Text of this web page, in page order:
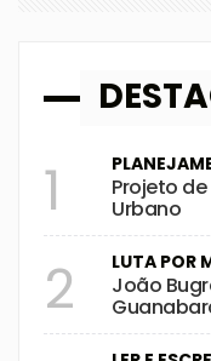
1 Projeto
Urbano
2 LUTA POR
João